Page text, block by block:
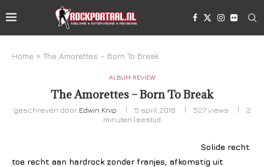
Home » The Amorettes – Born To Break
ALBUM REVIEW
The Amorettes – Born To Break
geschreven door Edwin Knip 5 april 2018 527views
2
minuten leestijd
Solide recht
toe recht aan hardrock zonder franjes, afkomstig uit